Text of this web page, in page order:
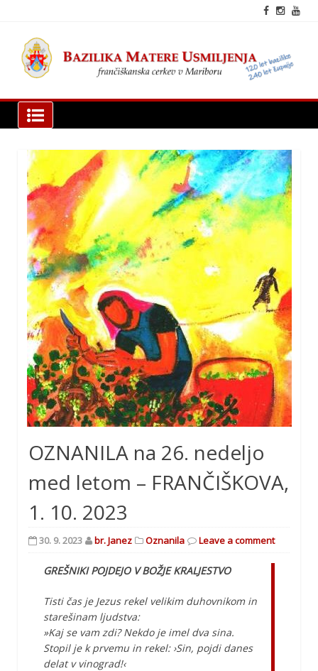
content
Bazilika Matere Usmiljenja
OZNANILA na 26. nedeljo
med letom – FRANČIŠKOVA,
1. 10. 2023
30. 9. 2023 br. Janez Oznanila Leave a comment
GREŠNIKI POJDEJO V BOŽJE KRALJESTVO
Tisti čas je Jezus rekel velikim duhovnikom in
starešinam ljudstva:
»Kaj se vam zdi? Nekdo je imel dva sina.
Stopil je k prvemu in rekel: ›Sin, pojdi danes
delat v vinograd!‹